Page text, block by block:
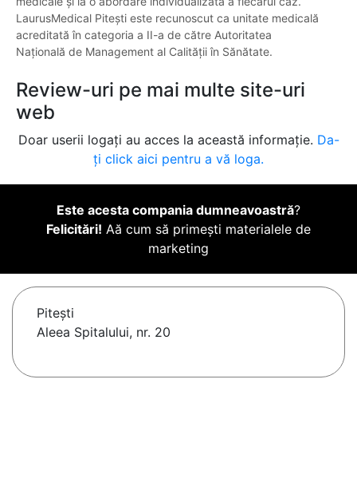
LaurusMedical Pitești este recunoscut ca unitate medicală
acreditată în categoria a II-a de către Autoritatea
Națională de Management al Calității în Sănătate.
Review-uri pe mai multe site-uri
web
Doar userii logați au acces la această informație. Da-
ți click aici pentru a vă loga.
Este acesta compania dumneavoastră?
Felicitări! Aă cum să primești materialele de
marketing
Piteşti
Aleea Spitalului, nr. 20